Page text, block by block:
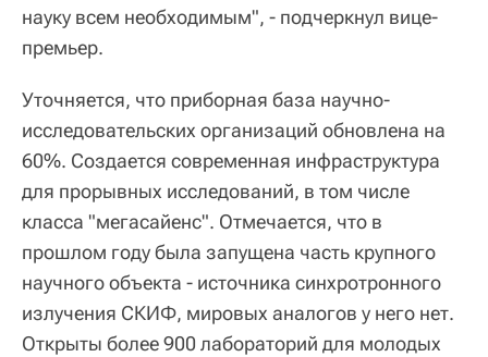
науку всем необходимым", - подчеркнул вице-
премьер.
Уточняется, что приборная база научно-
исследовательских организаций обновлена на
60%. Создается современная инфраструктура
для прорывных исследований, в том числе
класса "мегасайенс". Отмечается, что в
прошлом году была запущена часть крупного
научного объекта - источника синхротронного
излучения СКИФ, мировых аналогов у него нет.
Открыты более 900 лабораторий для молодых